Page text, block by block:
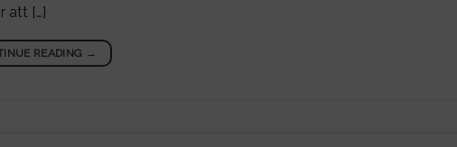
att […]
READING →